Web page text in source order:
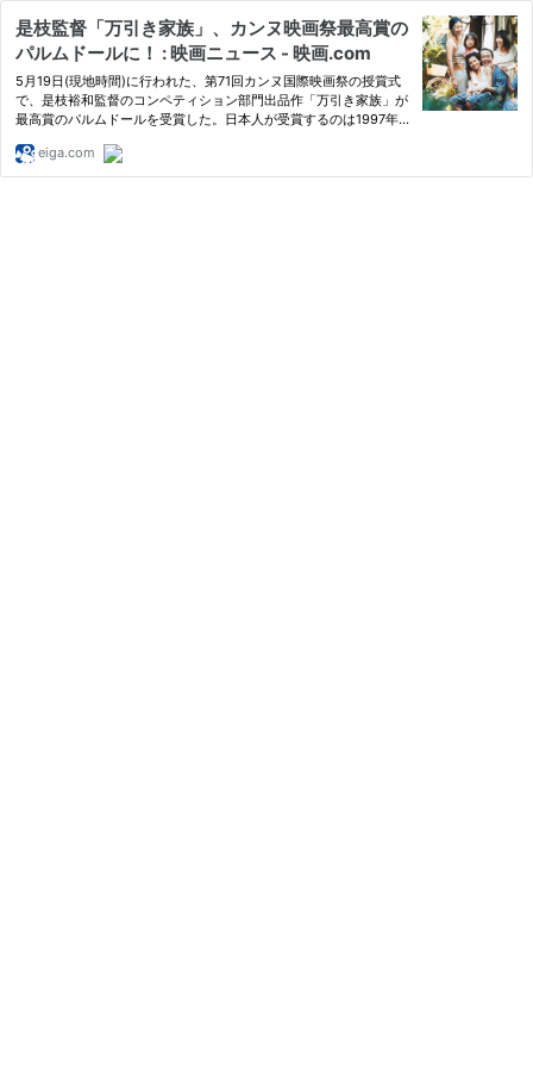
是枝監督「万引き家族」、カンヌ映画祭最高賞の
パルムドールに！ : 映画ニュース - 映画.com
5月19日(現地時間)に行われた、第71回カンヌ国際映画祭の授賞式
で、是枝裕和監督のコンペティション部門出品作「万引き家族」が
最高賞のパルムドールを受賞した。日本人が受賞するのは1997年
eiga.com